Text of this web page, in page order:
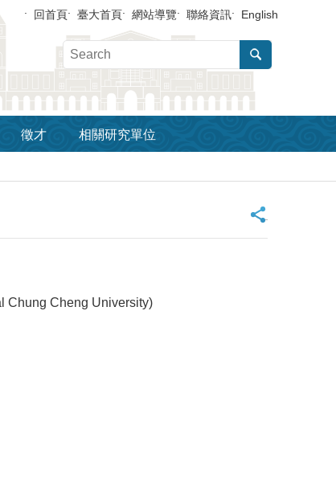
回首頁 臺大首頁 網站導覽 聯絡資訊 English
徵才 相關研究單位
_
Chung Cheng University)